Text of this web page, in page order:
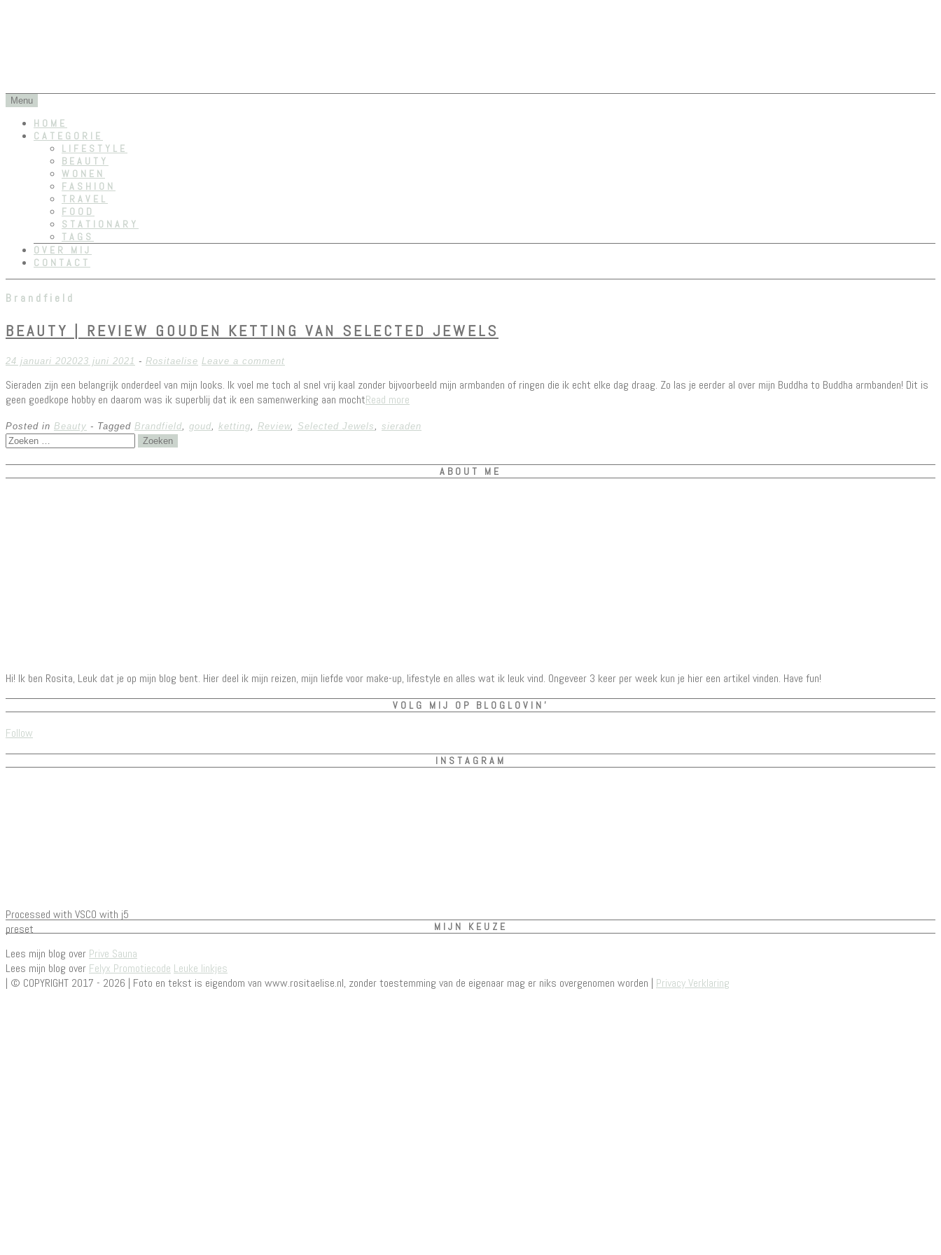
Menu
CONTENT
HOME
CATEGORIE
LIFESTYLE
BEAUTY
WONEN
FASHION
TRAVEL
FOOD
STATIONARY
TAGS
OVER MIJ
CONTACT
Brandfield
BEAUTY | REVIEW GOUDEN KETTING VAN SELECTED JEWELS
24 januari 202023 juni 2021 - Rositaelise Leave a comment
Sieraden zijn een belangrijk onderdeel van mijn looks. Ik voel me toch al snel vrij kaal zonder bijvoorbeeld mijn armbanden of ringen die ik echt elke dag draag. Zo las je eerder al over mijn Buddha to Buddha armbanden! Dit is
geen goedkope hobby en daarom was ik superblij dat ik een samenwerking aan mochtRead more
Posted in Beauty - Tagged Brandfield, goud, ketting, Review, Selected Jewels, sieraden
Zoeken
ABOUT ME
Hi! Ik ben Rosita, Leuk dat je op mijn blog bent. Hier deel ik mijn reizen, mijn liefde voor make-up, lifestyle en alles wat ik leuk vind. Ongeveer 3 keer per week kun je hier een artikel vinden. Have fun!
VOLG MIJ OP BLOGLOVIN’
Follow
INSTAGRAM
Processed with VSCO with j5
preset
MIJN KEUZE
Lees mijn blog over Prive Sauna
Lees mijn blog over Felyx Promotiecode Leuke linkjes
| © COPYRIGHT 2017 - 2026 | Foto en tekst is eigendom van www.rositaelise.nl, zonder toestemming van de eigenaar mag er niks overgenomen worden | Privacy Verklaring